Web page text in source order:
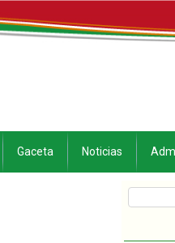
Gaceta Noticias